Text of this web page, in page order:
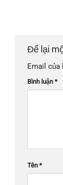
Để lại
Email của
Bình luận *
Tên *